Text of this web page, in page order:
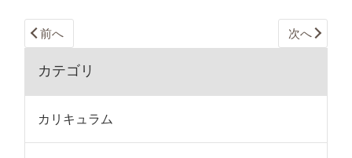
前へ 次へ
カテゴリ
カリキュラム